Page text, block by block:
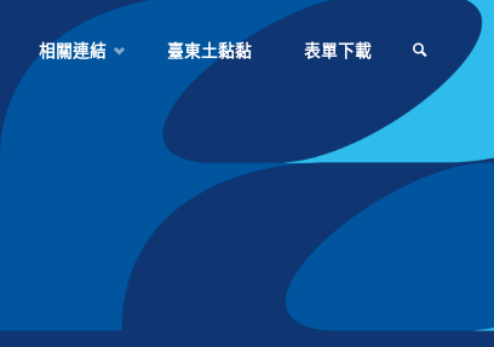
相關連結 臺東土黏黏 表單下載